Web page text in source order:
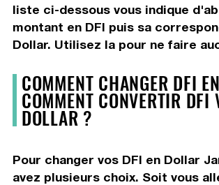
liste ci-dessous vous indique
montant en DFI puis sa
Dollar. Utilisez la pour ne faire
COMMENT CHANGER DFI
COMMENT CONVERTIR DFI
DOLLAR ?
Pour changer vos DFI en Dollar
avez plusieurs choix. Soit vous